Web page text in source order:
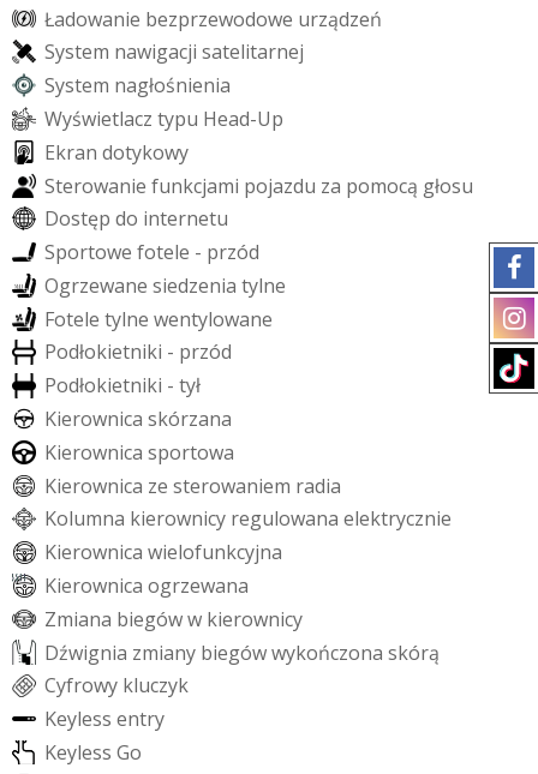
Ładowanie bezprzewodowe urządzeń
System nawigacji satelitarnej
System nagłośnienia
Wyświetlacz typu Head-Up
Ekran dotykowy
Sterowanie funkcjami pojazdu za pomocą głosu
Dostęp do internetu
Sportowe fotele - przód
Ogrzewane siedzenia tylne
Fotele tylne wentylowane
Podłokietniki - przód
Podłokietniki - tył
Kierownica skórzana
Kierownica sportowa
Kierownica ze sterowaniem radia
Kolumna kierownicy regulowana elektrycznie
Kierownica wielofunkcyjna
Kierownica ogrzewana
Zmiana biegóww kierownicy
Dźwignia zmiany biegówwykończona skórą
Cyfrowy kluczyk
Keyless entry
Keyless Go